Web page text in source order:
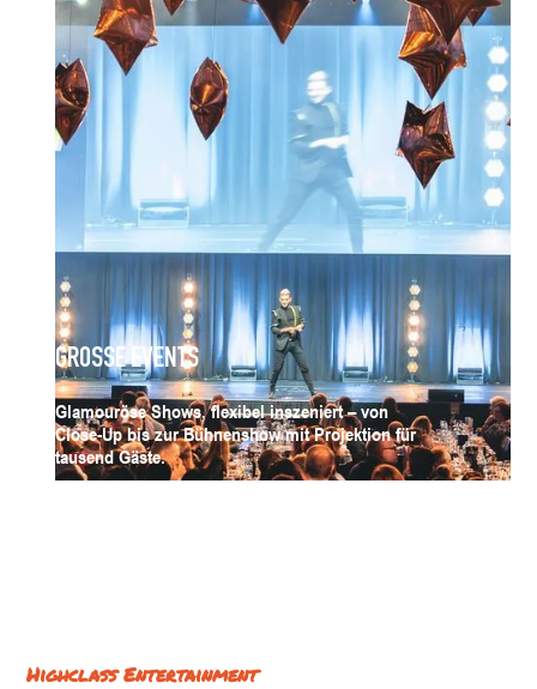
GROSSE EVENTS
Glamouröse Shows, flexibel inszeniert – von
Close-Up bis zur Bühnenshow mit Projektion für
tausend Gäste.
Highclass Entertainment